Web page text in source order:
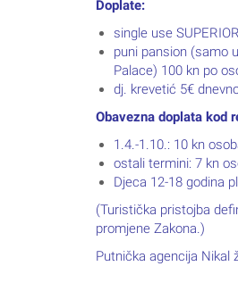
Doplate:
single use
puni pansion (samo
Palace) 100 kn po
dj. krevetić 5€
Obavezna doplata kod
1.4.-1.10.: 10 kn
ostali termini: 7 kn
Djeca 12-18 godina
(Turistička pristojba
promjene Zakona.)
Putnička agencija Nikal